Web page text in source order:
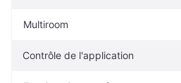
Multiroom
Contrôle de l'application